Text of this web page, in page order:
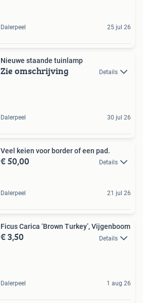
Dalerpeel 25 jul 26
Nieuwe staande tuinlamp
Zie omschrijving Details
Dalerpeel 30 jul 26
Veel keien voor border of een pad.
€ 50,00 Details
Dalerpeel 21 jul 26
Ficus Carica ‘Brown Turkey’, Vijgenboom
€ 3,50 Details
Dalerpeel 1 aug 26